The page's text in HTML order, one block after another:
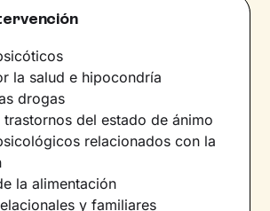
la salud e hipocondría
drogas
trastornos del estado de ánimo
relacionados con la
la alimentación
y familiares